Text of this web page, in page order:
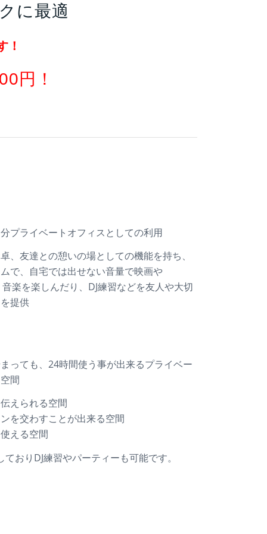
に最適
！
円！
プライベートオフィスとしての利用
、友達との憩いの場としての機能を持ち、
で、自宅では出せない音量で映画や
楽を楽しんだり、DJ練習などを友人や大切
提供
っても、24時間使う事が出来るプライベー
間
えられる空間
を交わすことが出来る空間
える空間
ておりDJ練習やパーティーも可能です。